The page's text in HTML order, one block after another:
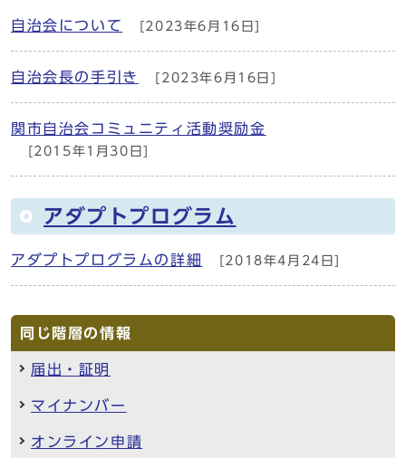
自治会について [2023年6月16日]
自治会長の手引き [2023年6月16日]
関市自治会コミュニティ活動奨励金
[2015年1月30日]
アダプトプログラム
アダプトプログラムの詳細 [2018年4月24日]
同じ階層の情報
届出・証明
マイナンバー
オンライン申請